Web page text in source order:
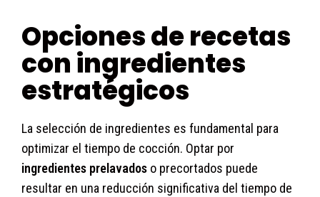
Opciones de recetas
con ingredientes
estratégicos
La selección de ingredientes es fundamental para
optimizar el tiempo de cocción. Optar por
ingredientes prelavados o precortados puede
resultar en una reducción significativa del tiempo de